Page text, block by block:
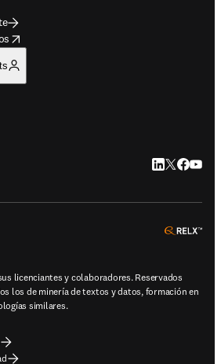
LinkedIn se
Twitter se
licenciantes y colaboradores. Reservados
los de minería de textos y datos, formación en
similares.